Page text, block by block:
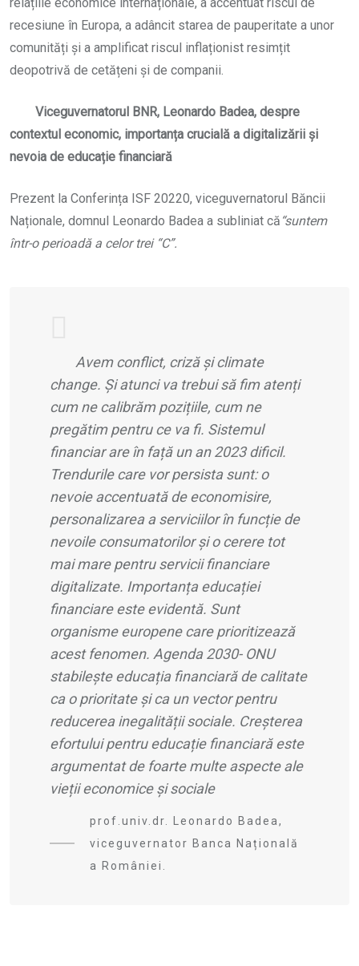
recesiune în Europa, a adâncit starea de pauperitate a unor
comunități și a amplificat riscul inflaționist resimțit
deopotrivă de cetățeni și de companii.
Viceguvernatorul BNR, Leonardo Badea, despre
contextul economic, importanța crucială a digitalizării și
nevoia de educație financiară
Prezent la Conferința ISF 20220, viceguvernatorul Băncii
Naționale, domnul Leonardo Badea a subliniat că “suntem
într-o perioadă a celor trei “C”.
Avem conflict, criză și climate
change. Și atunci va trebui să fim atenți
cum ne calibrăm pozițiile, cum ne
pregătim pentru ce va fi. Sistemul
financiar are în față un an 2023 dificil.
Trendurile care vor persista sunt: o
nevoie accentuată de economisire,
personalizarea a serviciilor în funcție de
nevoile consumatorilor și o cerere tot
mai mare pentru servicii financiare
digitalizate. Importanța educației
financiare este evidentă. Sunt
organisme europene care prioritizează
acest fenomen. Agenda 2030- ONU
stabilește educația financiară de calitate
ca o prioritate și ca un vector pentru
reducerea inegalității sociale. Creșterea
efortului pentru educație financiară este
argumentat de foarte multe aspecte ale
vieții economice și sociale
prof.univ.dr. Leonardo Badea,
viceguvernator Banca Națională
a României.